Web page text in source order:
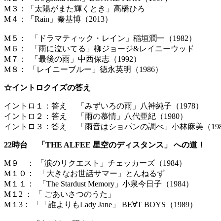
M３：「太陽がまた輝くとき」高橋ひろ
M４：「Rain」秦基博（2013）
M５： 「ドラマティック・レイン」稲垣潤一（1982）
M６： 「雨に泣いてる」柳ジョージ&レイニーウッド
M７： 「最後の雨」中西保志（1992）
M８： 「レイニーブルー」徳永英明（1986）
☆イントロクイズの答え
イントロ１：答え
「みずいろの雨」八神純子（1978）
イントロ２：答え 「雨の慕情」八代亜紀（1980）
イントロ３：答え 「雨音はショパンの調べ」小林麻美（
22時台 「THE ALFEE 星空のディスタンス」 への道！
M９ ： 「涙のリクエスト」チェッカーズ（1984）
M１０： 「大きなお世話サマー」とんねるず
M１１： 「The Stardust Memory」小泉今日子（1984）
M１2 ： 「 ごあいさつのうた」
M１3： 「「誰よりもLady Jane」 BE∀T BOYS（1989）